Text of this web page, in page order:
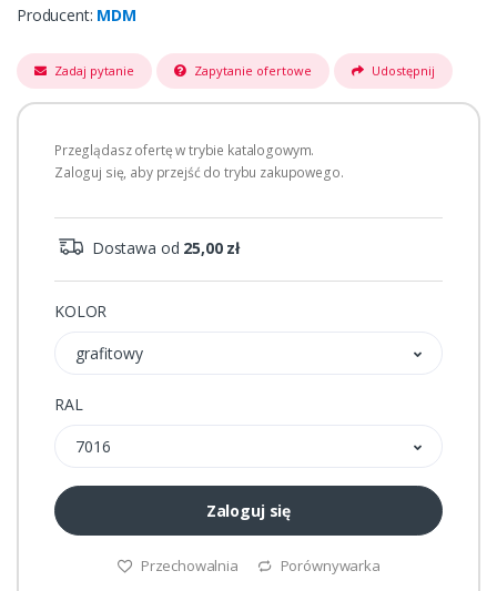
Producent: MDM
Zadaj pytanie Zapytanie ofertowe Udostępnij
Przeglądasz ofertę w trybie katalogowym.
Zaloguj się, aby przejść do trybu zakupowego.
Dostawa od 25,00 zł
KOLOR
grafitowy
RAL
7016
Zaloguj się
Przechowalnia Porównywarka